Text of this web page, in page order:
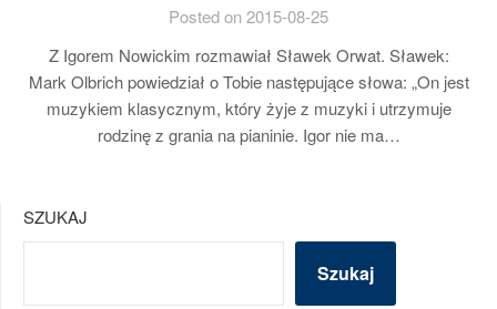
Posted on 2015-08-25
Z Igorem Nowickim rozmawiał Sławek Orwat. Sławek:
Mark Olbrich powiedział o Tobie następujące słowa: „On jest
muzykiem klasycznym, który żyje z muzyki i utrzymuje
rodzinę z grania na pianinie. Igor nie ma…
SZUKAJ
Szukaj